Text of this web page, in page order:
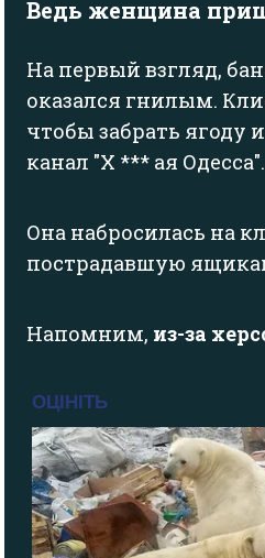
Ведь женщина
На первый взгляд,
оказался гнилым.
чтобы забрать ягоду
канал "Х *** ая Одесса".
Она набросилась на
пострадавшую
Напомним, из-за